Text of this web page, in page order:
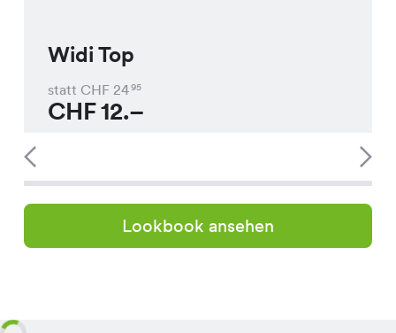
Widi Top
statt CHF 2495
CHF12.–
Lookbook ansehen